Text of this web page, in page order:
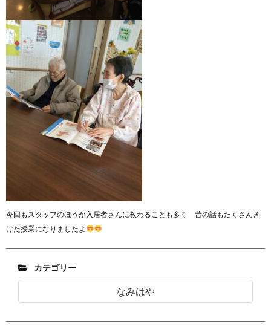
今回もスタッフのほうが入居者さんに教わることも多く 昔の話もたくさんき
けた授業になりましたよ
カテゴリー
なみはや